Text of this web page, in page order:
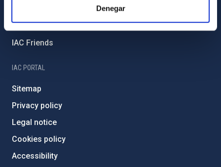
Denegar
Severo Ochoa Programme
IAC Friends
IAC PORTAL
Sitemap
Privacy policy
Legal notice
Cookies policy
Accessibility